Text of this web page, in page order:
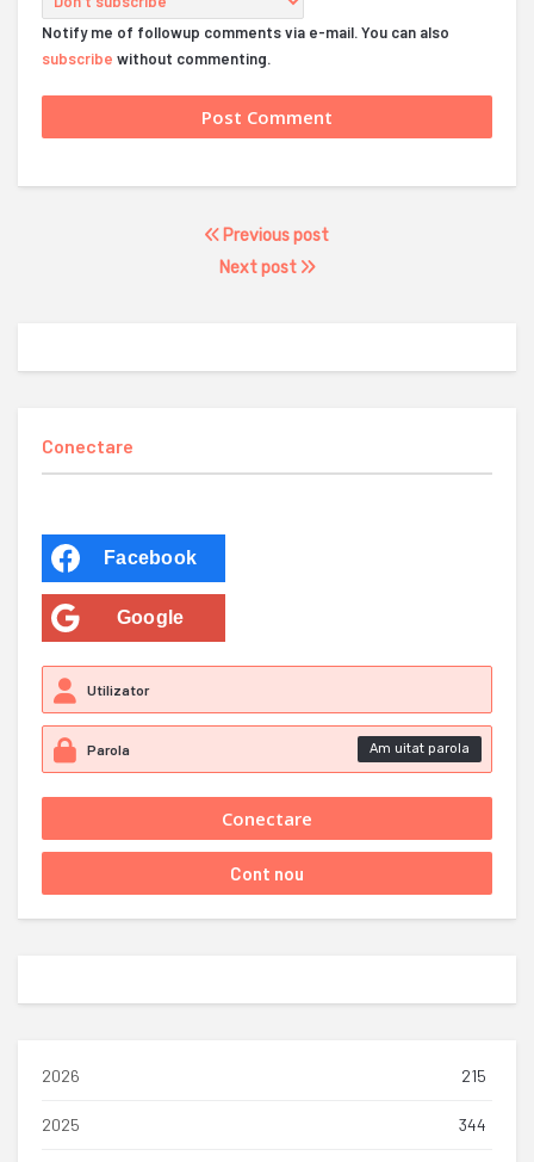
Notify me of followup comments via e-mail. You can also
subscribe without commenting.
Previous post
Next post
Conectare
Facebook
Google
Am uitat parola
2026 215
2025 344